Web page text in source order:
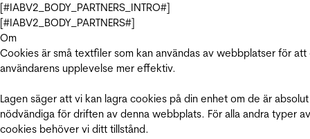
[#IABV2_BODY_PARTNERS_INTRO#]
[#IABV2_BODY_PARTNERS#]
Om
Cookies är små textfiler som kan användas av webbplatser för att
användarens upplevelse mer effektiv.
Lagen säger att vi kan lagra cookies på din enhet om de är absolut
nödvändiga för driften av denna webbplats. För alla andra typer av
cookies behöver vi ditt tillstånd.